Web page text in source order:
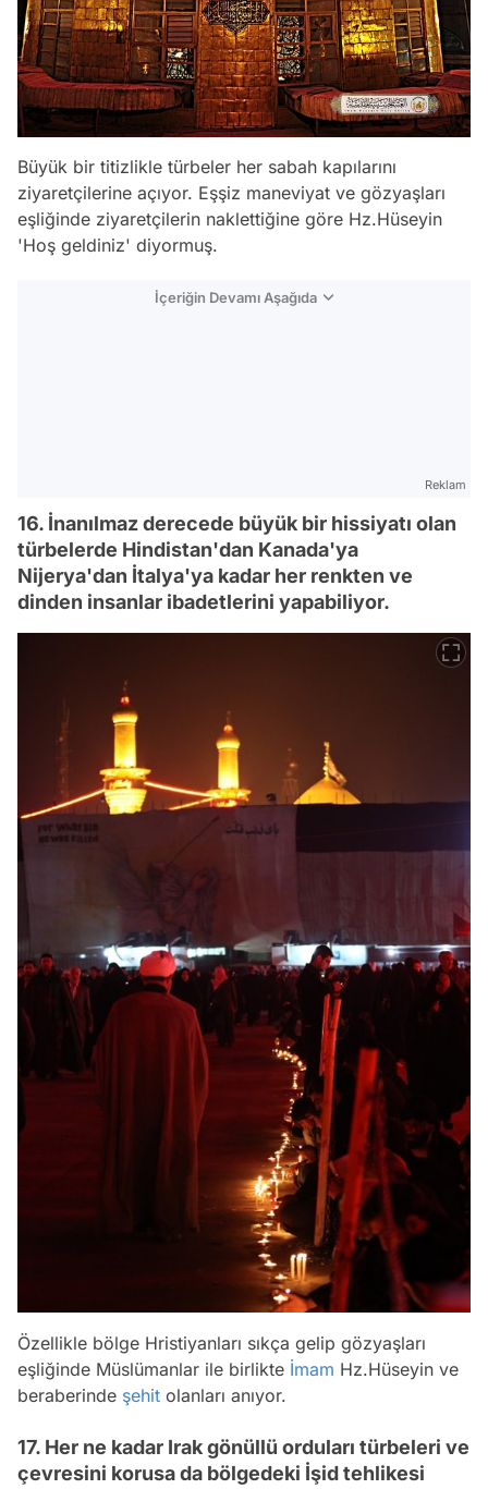
Büyük bir titizlikle türbeler her sabah kapılarını
ziyaretçilerine açıyor. Eşşiz maneviyat ve gözyaşları
eşliğinde ziyaretçilerin naklettiğine göre Hz.Hüseyin
'Hoş geldiniz' diyormuş.
İçeriğin Devamı Aşağıda
Reklam
16. İnanılmaz derecede büyük bir hissiyatı olan
türbelerde Hindistan'dan Kanada'ya
Nijerya'dan İtalya'ya kadar her renkten ve
dinden insanlar ibadetlerini yapabiliyor.
Özellikle bölge Hristiyanları sıkça gelip gözyaşları
eşliğinde Müslümanlar ile birlikte İmam Hz.Hüseyin ve
beraberinde şehit olanları anıyor.
17. Her ne kadar Irak gönüllü orduları türbeleri ve
çevresini korusa da bölgedeki İşid tehlikesi